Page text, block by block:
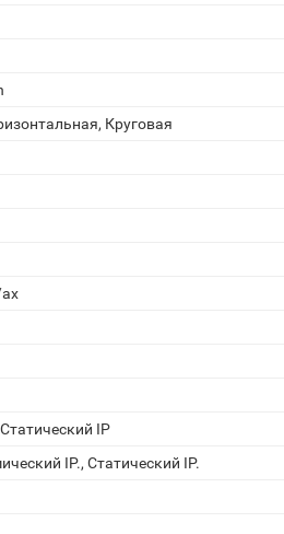
Круговая
IP
IP., Статический IP.